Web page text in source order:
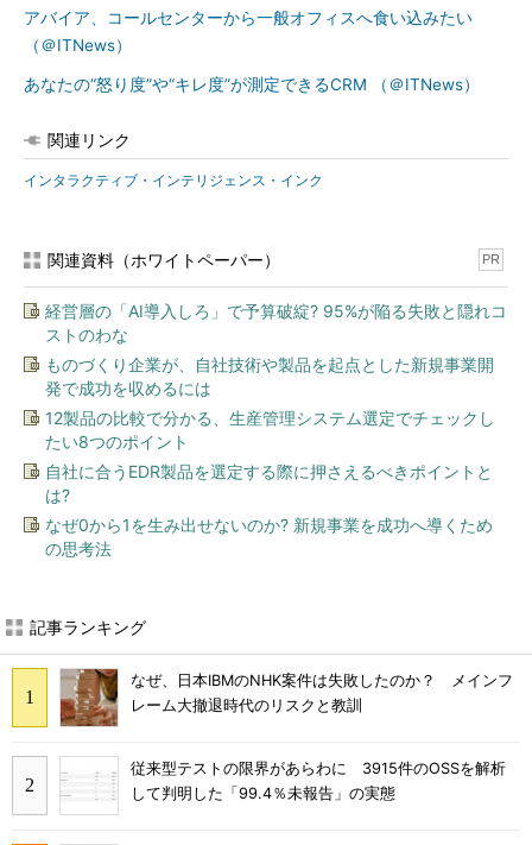
アバイア、コールセンターから一般オフィスへ食い込みたい
（＠ITNews）
あなたの“怒り度”や“キレ度”が測定できるCRM （＠ITNews）
関連リンク
インタラクティブ・インテリジェンス・インク
関連資料（ホワイトペーパー） PR
経営層の「AI導入しろ」で予算破綻? 95%が陥る失敗と隠れコ
ストのわな
ものづくり企業が、自社技術や製品を起点とした新規事業開
発で成功を収めるには
12製品の比較で分かる、生産管理システム選定でチェックし
たい8つのポイント
自社に合うEDR製品を選定する際に押さえるべきポイントと
は?
なぜ0から1を生み出せないのか? 新規事業を成功へ導くため
の思考法
記事ランキング
なぜ、日本IBMのNHK案件は失敗したのか？ メインフ
レーム大撤退時代のリスクと教訓
従来型テストの限界があらわに 3915件のOSSを解析
して判明した「99.4％未報告」の実態